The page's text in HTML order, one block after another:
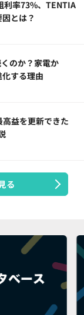
利率73%、TENTIA
とは？
のか？家電か
する理由
益を更新できた
る